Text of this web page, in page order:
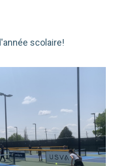
scolaire!